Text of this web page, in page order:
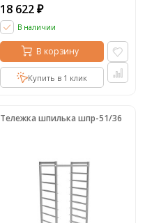
18 622 ₽
В наличии
В корзину
Купить в 1 клик
Тележка шпилька шпр-51/36